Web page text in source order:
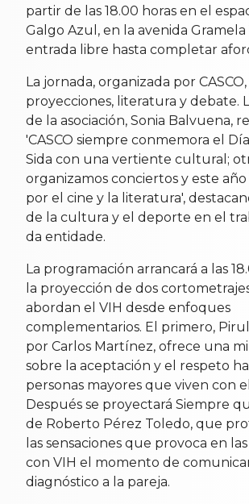
partir de las 18.00 horas en el
Galgo Azul, en la avenida Gramela
entrada libre hasta completar
La jornada, organizada por
proyecciones, literatura y debate.
de la asociación, Sonia Balvuena,
'CASCO siempre conmemora el
Sida con una vertiente cultural;
organizamos conciertos y este
por el cine y la literatura',
de la cultura y el deporte en el
da entidade.
La programación arrancará a las
la proyección de dos
abordan el VIH desde enfoques
complementarios. El primero,
por Carlos Martínez, ofrece una
sobre la aceptación y el respeto
personas mayores que viven con
Después se proyectará Siempre
de Roberto Pérez Toledo, que
las sensaciones que provoca en
con VIH el momento de
diagnóstico a la pareja.